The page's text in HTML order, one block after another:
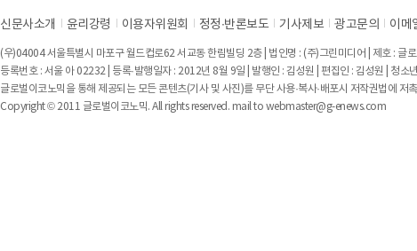
신문사소개 윤리강령 이용자위원회 정정∙반론보도 기사제보 광고문의 이메
(우)04004 서울특별시 마포구 월드컵로62 서교동 한림빌딩 2층 | 법인명 : (주)그린미디어 | 제호 : 글
등록번호 : 서울 아 02232 | 등록·발행일자 : 2012년 8월 9일 | 발행인 : 김성원 | 편집인 : 김성원 | 청소
글로벌이코노믹을 통해 제공되는 모든 콘텐츠(기사 및 사진)를 무단 사용·복사·배포시 저작권법에 저
Copyright © 2011 글로벌이코노믹. All rights reserved. mail to webmaster@g-enews.com